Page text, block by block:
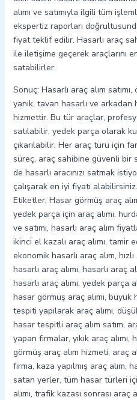
alımı ve satımıyla ilgili tüm
ekspertiz raporları
fiyat teklif edilir. Hasarlı araç
ile iletişime geçerek araçlarını
satabilirler.
Sonuç: Hasarlı araç alım
yanık, tavan hasarlı ve
hizmettir. Bu tür araçlar,
satılabilir, yedek parça olarak
çıkarılabilir. Her araç türü için
süreç, araç sahibine güvenli bir
de hasarlı aracınızı satmak
çalışarak en iyi fiyatı alabilirsiniz.
Etiketler; Hasar görmüş araç
yedek parça için araç alımı,
ve satımı, hasarlı araç alım
ikinci el kazalı araç alımı, tamir
ekonomik hasarlı araç alım,
hasarlı araç alımı, hasarlı araç
hasarlı araç alımı, yedek parça
hasar görmüş araç alımı, büyük
tespiti yapılarak araç alımı,
hasar tespitli araç alım satım,
yapan firmalar, yıkık araç
görmüş araç alım hizmeti, araç
firma, kaza yapılmış araç alım,
satan yerler, tüm hasar türleri
alımı, trafik kazası sonrası araç